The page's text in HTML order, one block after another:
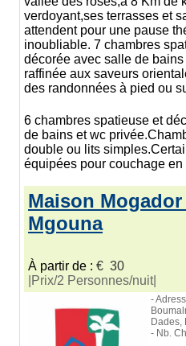
verdoyant,ses terrasses et
attendent pour une pause
inoubliable. 7 chambres
décorée avec salle de
raffinée aux saveurs
des randonnées à pied ou
6 chambres spatieuse et
de bains et wc
double ou lits
équipées pour couchage en
Maison
Mgouna
À partir de : € 30
|Prix/2 Personnes/nuit|
-
Dades,
- Nb.